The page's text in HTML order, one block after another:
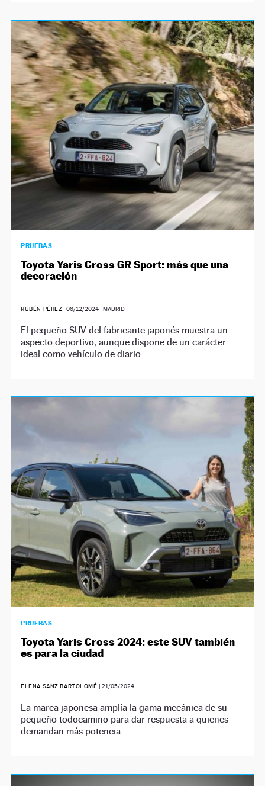
PRUEBAS
Toyota Yaris Cross GR Sport: más que una
decoración
RUBÉN PÉREZ |06/12/2024 | MADRID
El pequeño SUV del fabricante japonés muestra un
aspecto deportivo, aunque dispone de un carácter
ideal como vehículo de diario.
PRUEBAS
Toyota Yaris Cross 2024: este SUV también
es para la ciudad
ELENA SANZ BARTOLOMÉ | 21/05/2024
La marca japonesa amplía la gama mecánica de su
pequeño todocamino para dar respuesta a quienes
demandan más potencia.